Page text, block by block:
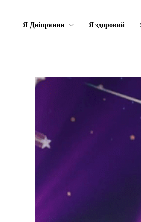
Я Дніпрянин Я здоровий